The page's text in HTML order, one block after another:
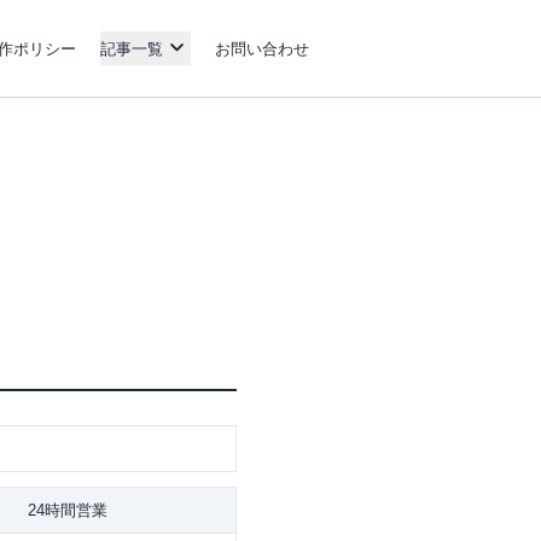
ポリシー 記事一覧 お問い合わせ
24時間営業